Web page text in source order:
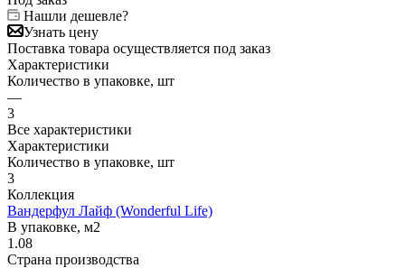
Нашли дешевле?
Узнать цену
Поставка товара осуществляется под заказ
Характеристики
Количество в упаковке, шт
—
3
Все характеристики
Характеристики
Количество в упаковке, шт
3
Коллекция
Вандерфул Лайф (Wonderful Life)
В упаковке, м2
1.08
Страна производства